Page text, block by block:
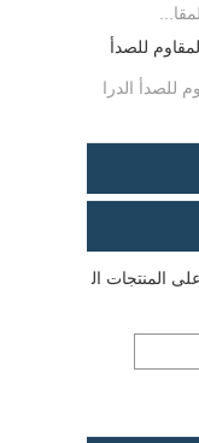
للصدأ
للصدأ الدرا
المنتجات ال